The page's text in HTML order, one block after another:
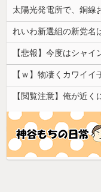
【ｗ】物凄くカワイイ
【閲覧注意】俺が近